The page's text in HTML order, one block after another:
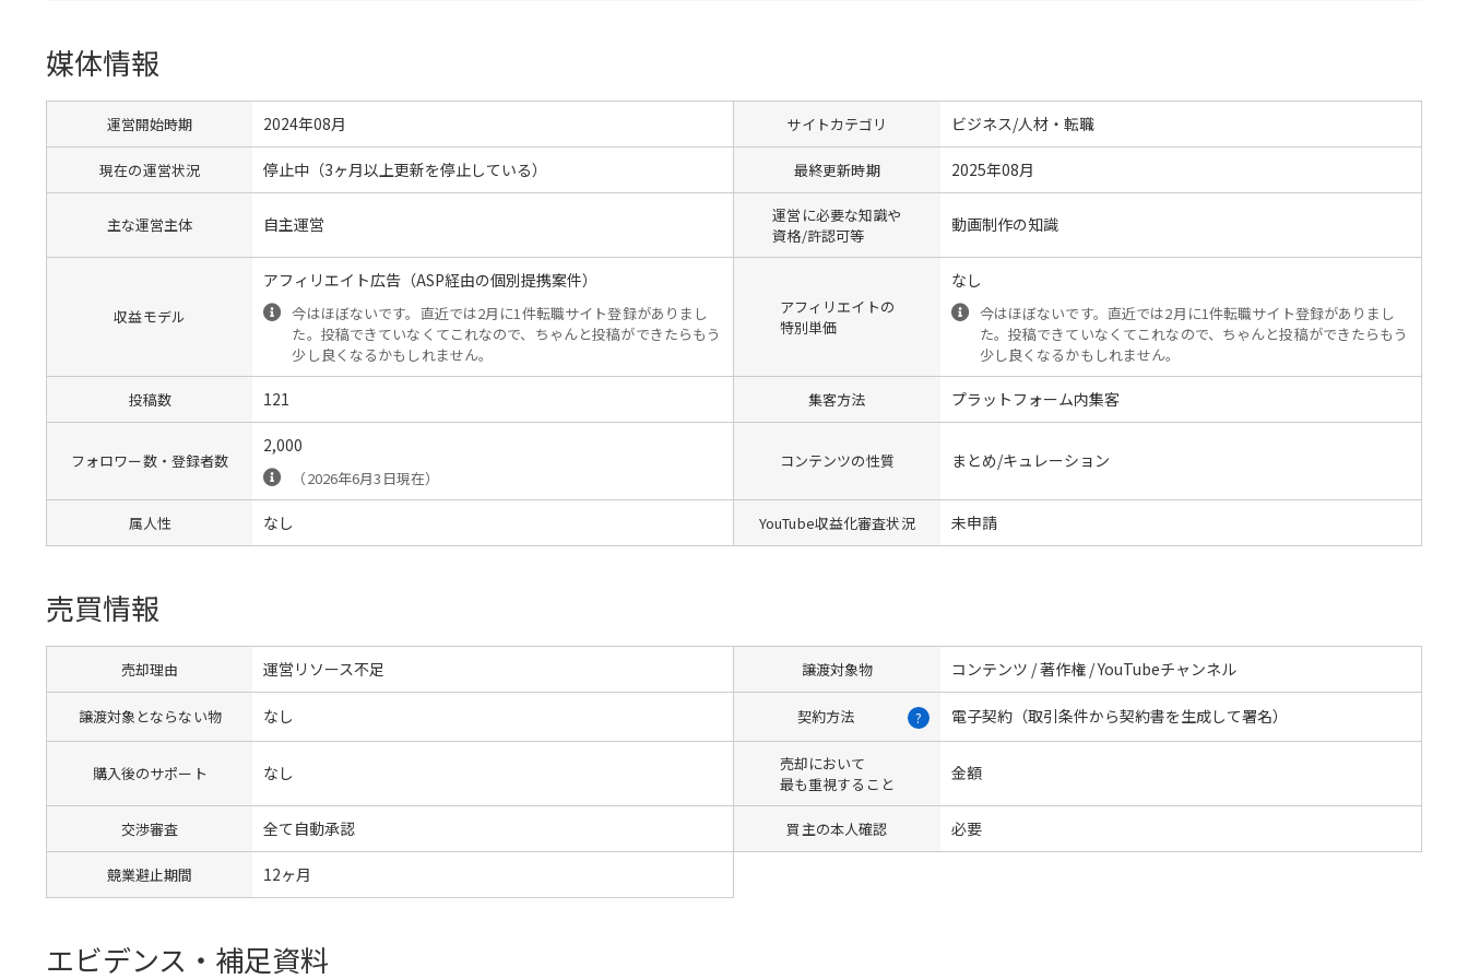
媒体情報
運営開始時期 2024年08月 サイトカテゴリ ビジネス/人材・転職
現在の運営状況 停止中（3ヶ月以上更新を停止している） 最終更新時期 2025年08月
主な運営主体 自主運営
運営に必要な知識や
資格/許認可等
動画制作の知識
収益モデル
アフィリエイト広告（ASP経由の個別提携案件）
今はほぼないです。直近では2月に1件転職サイト登録がありまし
た。投稿できていなくてこれなので、ちゃんと投稿ができたらもう
少し良くなるかもしれません。
アフィリエイトの
特別単価
なし
今はほぼないです。直近では2月に1件転職サイト登録がありまし
た。投稿できていなくてこれなので、ちゃんと投稿ができたらもう
少し良くなるかもしれません。
投稿数 121 集客方法 プラットフォーム内集客
フォロワー数・登録者数
2,000
（2026年6月3日現在）
コンテンツの性質 まとめ/キュレーション
属人性 なし YouTube収益化審査状況 未申請
売買情報
売却理由 運営リソース不足 譲渡対象物 コンテンツ / 著作権 / YouTubeチャンネル
譲渡対象とならない物 なし 契約方法 ? 電子契約（取引条件から契約書を生成して署名）
購入後のサポート なし
売却において
最も重視すること
金額
交渉審査 全て自動承認 買主の本人確認 必要
競業避止期間 12ヶ月
エビデンス・補足資料